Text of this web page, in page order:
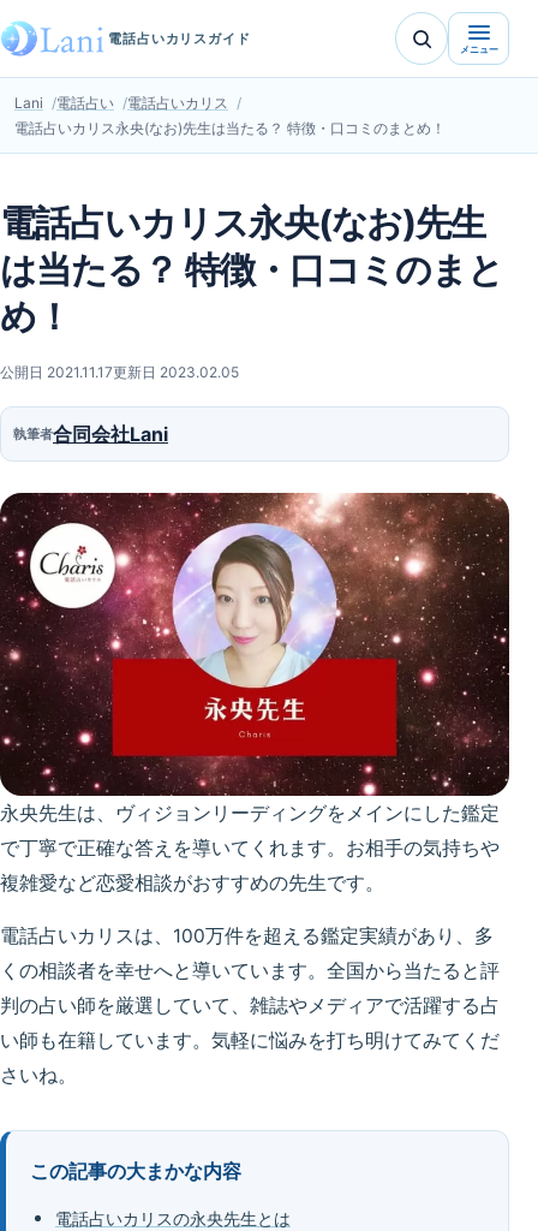
電話占いカリスガイド
メニュー
Lani 電話占い
電話占いカリス
電話占いカリス永央(なお)先生は当たる？ 特徴・口コミのまとめ！
電話占いカリス永央(なお)先生
は当たる？ 特徴・口コミのまと
め！
公開日 2021.11.17更新日 2023.02.05
執筆者合同会社Lani
永央先生は、ヴィジョンリーディングをメインにした鑑定
で丁寧で正確な答えを導いてくれます。お相手の気持ちや
複雑愛など恋愛相談がおすすめの先生です。
電話占いカリスは、100万件を超える鑑定実績があり、多
くの相談者を幸せへと導いています。全国から当たると評
判の占い師を厳選していて、雑誌やメディアで活躍する占
い師も在籍しています。気軽に悩みを打ち明けてみてくだ
さいね。
この記事の大まかな内容
電話占いカリスの永央先生とは